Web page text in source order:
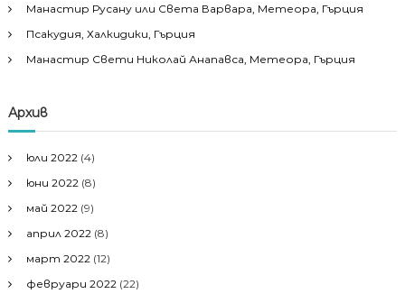
Манастир Русану или Света Варвара, Метеора, Гърция
Псакудия, Халкидики, Гърция
Манастир Свети Николай Анапавса, Метеора, Гърция
Архив
юли 2022 (4)
юни 2022 (8)
май 2022 (9)
април 2022 (8)
март 2022 (12)
февруари 2022 (22)